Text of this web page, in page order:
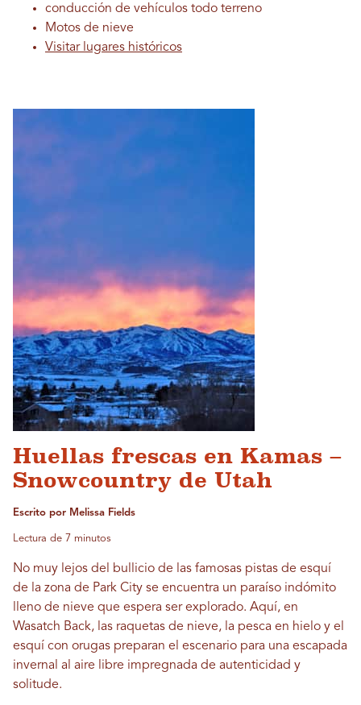
conducción de vehículos todo terreno
Motos de nieve
Visitar lugares históricos
Huellas frescas en Kamas –
Snowcountry de Utah
Escrito por Melissa Fields
Lectura de 7 minutos
No muy lejos del bullicio de las famosas pistas de esquí
de la zona de Park City se encuentra un paraíso indómito
lleno de nieve que espera ser explorado. Aquí, en
Wasatch Back, las raquetas de nieve, la pesca en hielo y el
esquí con orugas preparan el escenario para una escapada
invernal al aire libre impregnada de autenticidad y
solitude.